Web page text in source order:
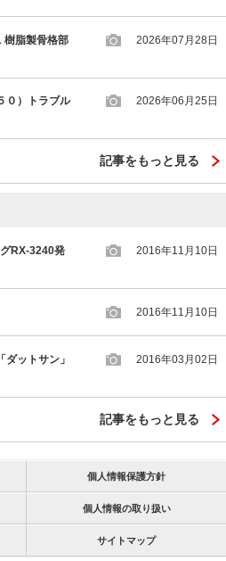
樹脂製骨格部
2026年07月28日
０）トラブル
2026年06月25日
記事をもっと見る
RX-3240発
2016年11月10日
2016年11月10日
ットサン」
2016年03月02日
記事をもっと見る
個人情報保護方針
個人情報の取り扱い
サイトマップ